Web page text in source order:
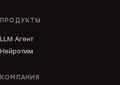
ПРОДУКТЫ
LLM Агент
Нейротим
КОМПАНИЯ